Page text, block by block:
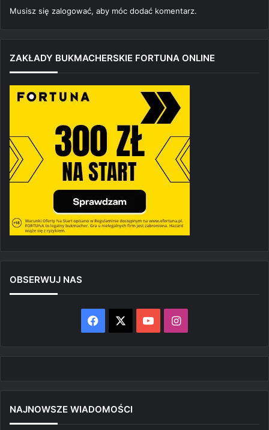
Musisz się zalogować, aby móc dodać komentarz.
ZAKŁADY BUKMACHERSKIE FORTUNA ONLINE
OBSERWUJ NAS
Facebook YouTubeInstagram
NAJNOWSZE WIADOMOŚCI